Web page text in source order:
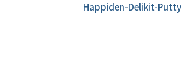
Happiden-Delikit-Putty